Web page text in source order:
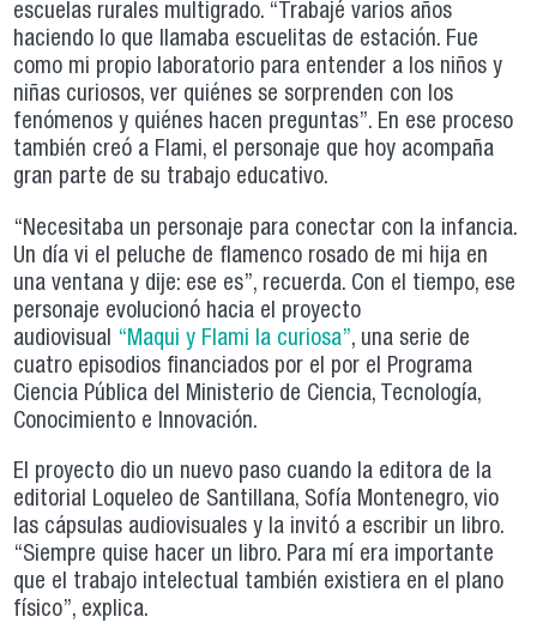
escuelas rurales multigrado. “Trabajé varios años
haciendo lo que llamaba escuelitas de estación. Fue
como mi propio laboratorio para entender a los niños y
niñas curiosos, ver quiénes se sorprenden con los
fenómenos y quiénes hacen preguntas”. En ese proceso
también creó a Flami, el personaje que hoy acompaña
gran parte de su trabajo educativo.
“Necesitaba un personaje para conectar con la infancia.
Un día vi el peluche de flamenco rosado de mi hija en
una ventana y dije: ese es”, recuerda. Con el tiempo, ese
personaje evolucionó hacia el proyecto
audiovisual “Maqui y Flami la curiosa”, una serie de
cuatro episodios financiados por el por el Programa
Ciencia Pública del Ministerio de Ciencia, Tecnología,
Conocimiento e Innovación.
El proyecto dio un nuevo paso cuando la editora de la
editorial Loqueleo de Santillana, Sofía Montenegro, vio
las cápsulas audiovisuales y la invitó a escribir un libro.
“Siempre quise hacer un libro. Para mí era importante
que el trabajo intelectual también existiera en el plano
físico”, explica.